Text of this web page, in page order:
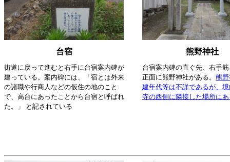
台宿 熊野神社
街道に戻って進むと右手に台宿案内碑が
建っている。案内碑には、「宿とは外来
の諸職や行商人などの仮住の地のこと
で、高台にあったことから台宿と呼ばれ
た。」 と記されている
台宿案内碑の直ぐ先、右手
正面に熊野神社がある。 熊
建年代等は不詳であるが、
寺の西側に隣接した場所に